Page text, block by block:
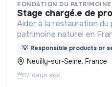
FONDATION DU PATRIMOINE
stage chargé.e de
Aider à la restauration
patrimoine naturel en
💡 Responsible products or
Neuilly-sur-Seine, France
17 days ago